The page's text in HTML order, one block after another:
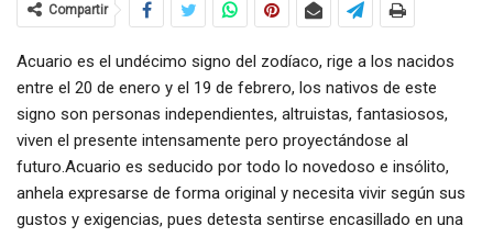
Compartir
Acuario es el undécimo signo del zodíaco, rige a los nacidos
entre el 20 de enero y el 19 de febrero, los nativos de este
signo son personas independientes, altruistas, fantasiosos,
viven el presente intensamente pero proyectándose al
futuro.Acuario es seducido por todo lo novedoso e insólito,
anhela expresarse de forma original y necesita vivir según sus
gustos y exigencias, pues detesta sentirse encasillado en una